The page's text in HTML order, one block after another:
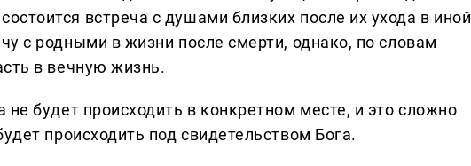
встреча с душами близких после их ухода в иной
с родными в жизни после смерти, однако, по словам
в вечную жизнь.
не будет происходить в конкретном месте, и это сложно
происходить под свидетельством Бога.